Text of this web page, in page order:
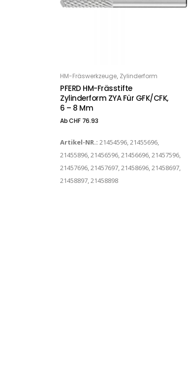
OPTIONS
HM-Fräswerkzeuge Zylinderform
PFERD HM-Frässtifte
Zylinderform ZYA Für GFK/CFK,
6 – 8 Mm
AbCHF76.93
Artikel-NR.: 21454596, 21455696,
21455896, 21456596, 21456696, 21457596,
21457696, 21457697, 21458696, 21458697,
21458897, 21458898